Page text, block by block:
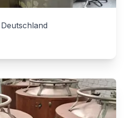
Deutschland